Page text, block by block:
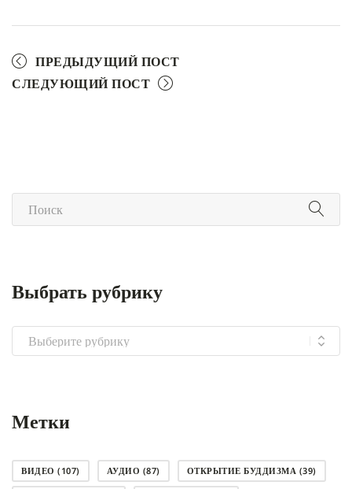
ПРЕДЫДУЩИЙ ПОСТ
СЛЕДУЮЩИЙ ПОСТ
Выбрать рубрику
Выбрать
рубрику
Метки
ВИДЕО (107) АУДИО (87) ОТКРЫТИЕ БУДДИЗМА (39)